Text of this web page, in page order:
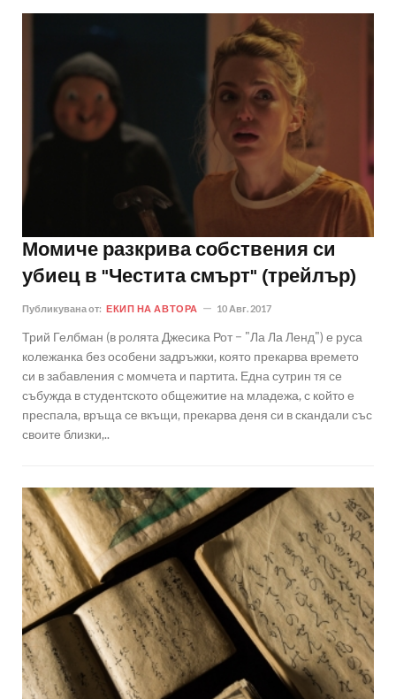
Момиче разкрива собствения си
убиец в "Честита смърт" (трейлър)
Публикувана от: ЕКИП НА АВТОРА 10 Авг. 2017
Трий Гелбман (в ролята Джесика Рот − "Ла Ла Ленд") е руса
колежанка без особени задръжки, която прекарва времето
си в забавления с момчета и партита. Една сутрин тя се
събужда в студентското общежитие на младежа, с който е
преспала, връща се вкъщи, прекарва деня си в скандали със
своите близки,..